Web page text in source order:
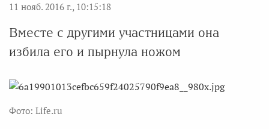
11 нояб. 2016 г., 10:15:18
Вместе с другими участницами она
избила его и пырнула ножом
Фото: Life.ru